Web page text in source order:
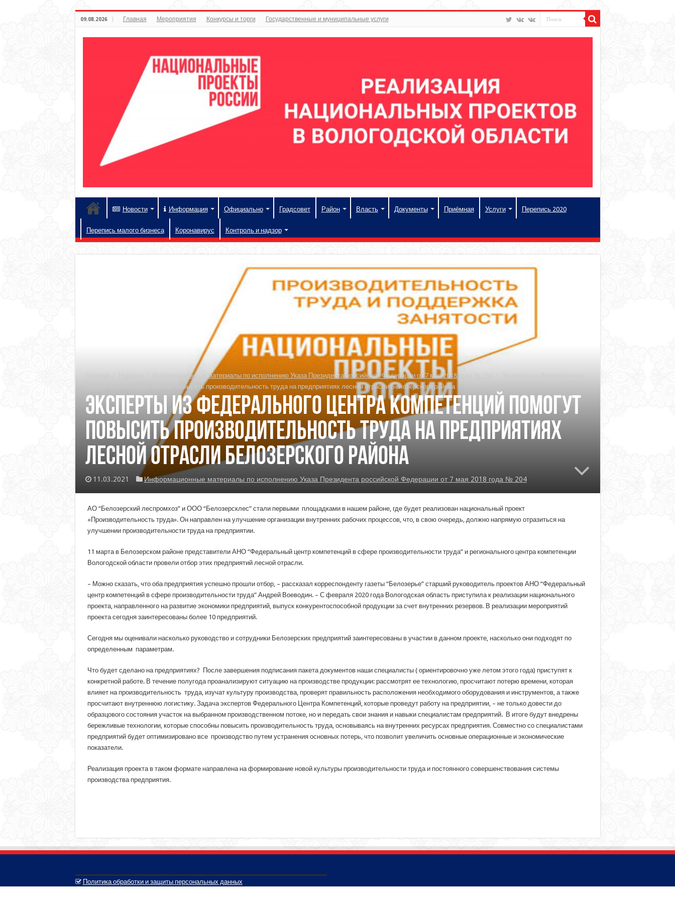
09.08.2026 Главная Мероприятия Конкурсы и торги Государственные и муниципальные услуги
Новости Информация Официально Градсовет Район Власть Документы Приёмная Услуги Перепись 2020
Перепись малого бизнеса Коронавирус Контроль и надзор
Информационные материалы по исполнению Указа Президента российской Федерации от 7 мая 2018 года № 204
Центра Компетенций помогут повысить производительность труда на предприятиях лесной отрасли Белозерского района
Эксперты из Федерального Центра Компетенций помогут
повысить производительность труда на предприятиях
лесной отрасли Белозерского района
11.03.2021 Информационные материалы по исполнению Указа Президента российской Федерации от 7 мая 2018 года № 204
АО “Белозерский леспромхоз” и ООО “Белозерсклес” стали первыми площадками в нашем районе, где будет реализован национальный проект
«Производительность труда». Он направлен на улучшение организации внутренних рабочих процессов, что, в свою очередь, должно напрямую отразиться на
улучшении производительности труда на предприятии.
11 марта в Белозерском районе представители АНО “Федеральный центр компетенций в сфере производительности труда” и регионального центра компетенции
Вологодской области провели отбор этих предприятий лесной отрасли.
– Можно сказать, что оба предприятия успешно прошли отбор, – рассказал корреспонденту газеты “Белозерье” старший руководитель проектов АНО “Федеральный
центр компетенций в сфере производительности труда” Андрей Воеводин. – С февраля 2020 года Вологодская область приступила к реализации национального
проекта, направленного на развитие экономики предприятий, выпуск конкурентоспособной продукции за счет внутренних резервов. В реализации мероприятий
проекта сегодня заинтересованы более 10 предприятий.
Сегодня мы оценивали насколько руководство и сотрудники Белозерских предприятий заинтересованы в участии в данном проекте, насколько они подходят по
определенным параметрам.
Что будет сделано на предприятиях? После завершения подписания пакета документов наши специалисты ( ориентировочно уже летом этого года) приступят к
конкретной работе. В течение полугода проанализируют ситуацию на производстве продукции: рассмотрят ее технологию, просчитают потерю времени, которая
влияет на производительность труда, изучат культуру производства, проверят правильность расположения необходимого оборудования и инструментов, а также
просчитают внутреннюю логистику. Задача экспертов Федерального Центра Компетенций, которые проведут работу на предприятии, – не только довести до
образцового состояния участок на выбранном производственном потоке, но и передать свои знания и навыки специалистам предприятий. В итоге будут внедрены
бережливые технологии, которые способны повысить производительность труда, основываясь на внутренних ресурсах предприятия. Совместно со специалистами
предприятий будет оптимизировано все производство путем устранения основных потерь, что позволит увеличить основные операционные и экономические
показатели.
Реализация проекта в таком формате направлена на формирование новой культуры производительности труда и постоянного совершенствования системы
производства предприятия.
Политика обработки и защиты персональных данных